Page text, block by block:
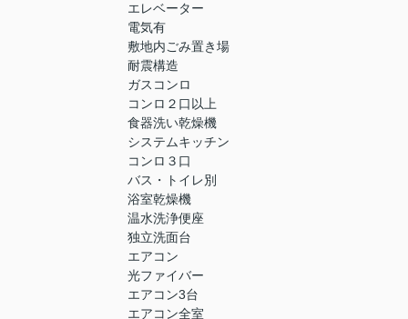
エレベーター
電気有
敷地内ごみ置き場
耐震構造
ガスコンロ
コンロ２口以上
食器洗い乾燥機
システムキッチン
コンロ３口
バス・トイレ別
浴室乾燥機
温水洗浄便座
独立洗面台
エアコン
光ファイバー
エアコン3台
エアコン全室